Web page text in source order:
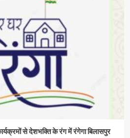
से देशभक्ति के रंग में रंगेगा बिलासपुर